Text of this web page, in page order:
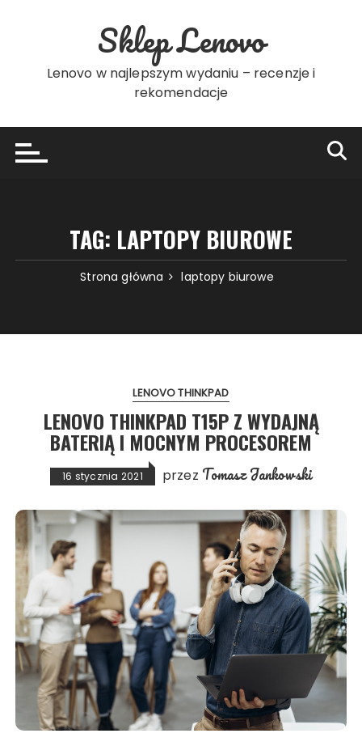
Sklep Lenovo
Lenovo w najlepszym wydaniu – recenzje i
rekomendacje
TAG: LAPTOPY BIUROWE
Strona główna laptopy biurowe
LENOVO THINKPAD
LENOVO THINKPAD T15P Z WYDAJNĄ
BATERIĄ I MOCNYM PROCESOREM
16 stycznia 2021 przez Tomasz Jankowski